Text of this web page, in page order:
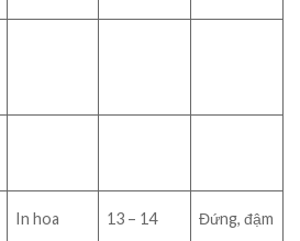
In hoa 13 – 14 Đứng, đậm